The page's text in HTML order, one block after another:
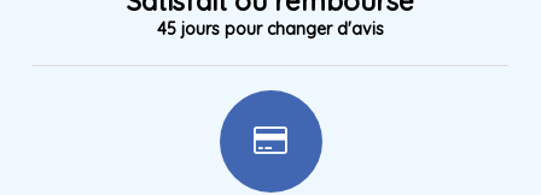
45 jours pour changer d'avis